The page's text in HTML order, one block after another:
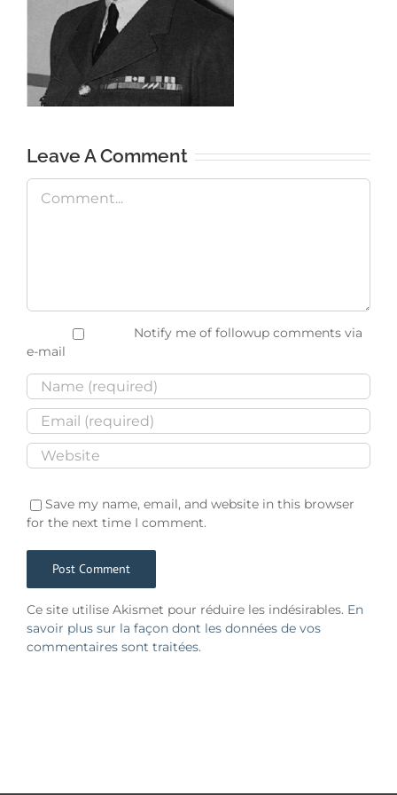
Leave A Comment
Comment
Notify me of followup comments via
e-mail
Save my name, email, and website in this browser
for the next time I comment.
Ce site utilise Akismet pour réduire les indésirables. En
savoir plus sur la façon dont les données de vos
commentaires sont traitées.